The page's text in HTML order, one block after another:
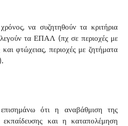
να συζητηθούν τα κριτήρια
τα ΕΠΑΛ (πχ σε περιοχές με
φτώχειας, περιοχές με ζητήματα
ότι η αναβάθμιση της
εκπαίδευσης και η καταπολέμηση